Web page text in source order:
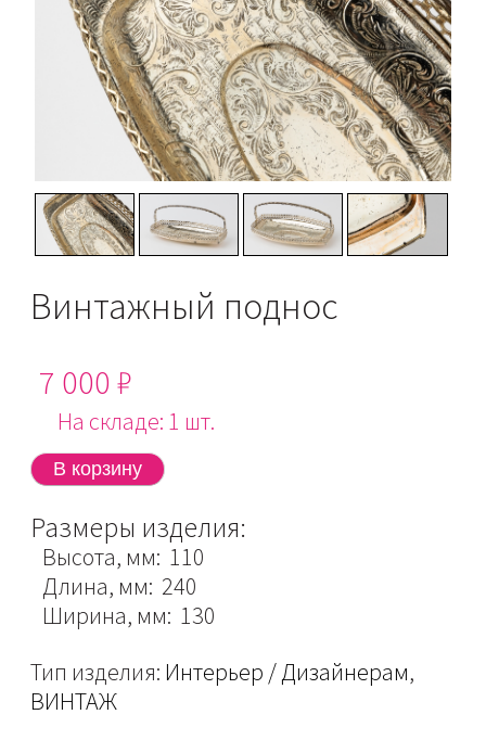
Винтажный поднос
7 000 ₽
На складе: 1 шт.
Размеры изделия:
Высота, мм: 110
Длина, мм: 240
Ширина, мм: 130
Тип изделия: Интерьер / Дизайнерам,
ВИНТАЖ